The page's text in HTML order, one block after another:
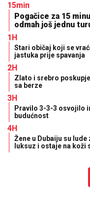
15min
Pogačice za 15
odmah još jednu
1H
Stari običaj koji se
jastuka prije spavanja
2H
Zlato i srebro
sa berze
3H
Pravilo 3-3-3 osvojilo
budućnost
4H
Žene u Dubaiju su
luksuz i ostaje na koži